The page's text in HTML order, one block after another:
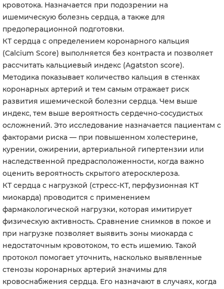
кровотока. Назначается при подозрении на
ишемическую болезнь сердца, а также для
предоперационной подготовки.
КТ сердца с определением коронарного кальция
(Calcium Score) выполняется без контраста и позволяет
рассчитать кальциевый индекс (Agatston score).
Методика показывает количество кальция в стенках
коронарных артерий и тем самым отражает риск
развития ишемической болезни сердца. Чем выше
индекс, тем выше вероятность сердечно-сосудистых
осложнений. Это исследование назначается пациентам с
факторами риска — при повышенном холестерине,
курении, ожирении, артериальной гипертензии или
наследственной предрасположенности, когда важно
оценить вероятность скрытого атеросклероза.
КТ сердца с нагрузкой (стресс-КТ, перфузионная КТ
миокарда) проводится с применением
фармакологической нагрузки, которая имитирует
физическую активность. Сравнение снимков в покое и
при нагрузке позволяет выявить зоны миокарда с
недостаточным кровотоком, то есть ишемию. Такой
протокол помогает уточнить, насколько выявленные
стенозы коронарных артерий значимы для
кровоснабжения сердца. Его назначают в случаях, когда